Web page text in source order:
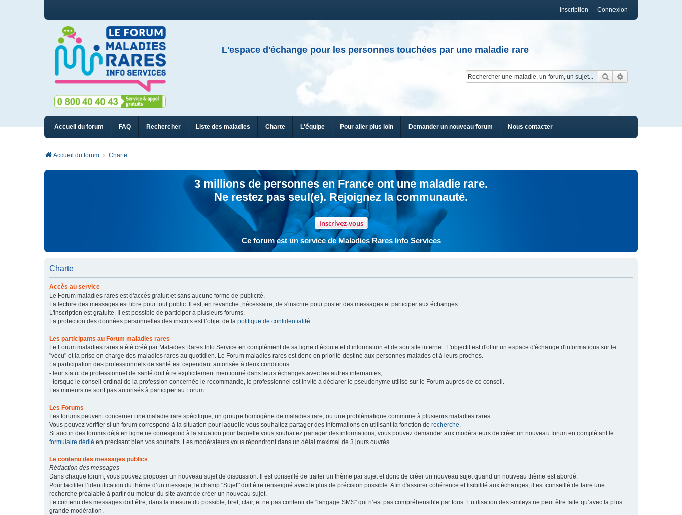
Connexion
Inscription
L'espace d'échange pour les personnes touchées par une maladie rare
Rechercher
Accueil du forum FAQ Rechercher Liste des maladies Charte L'équipe Pour aller plus loin Demander un nouveau forum Nous contacter
Accueil du forum Charte
3 millions de personnes en France ont une maladie rare.
Ne restez pas seul(e). Rejoignez la communauté.
Inscrivez-vous
Ce forum est un service de Maladies Rares Info Services
Charte
Accès au service
Le Forum maladies rares est d'accès gratuit et sans aucune forme de publicité.
La lecture des messages est libre pour tout public. Il est, en revanche, nécessaire, de s'inscrire pour poster des messages et participer aux échanges.
L'inscription est gratuite. Il est possible de participer à plusieurs forums.
La protection des données personnelles des inscrits est l’objet de la politique de confidentialité.
Les participants au Forum maladies rares
Le Forum maladies rares a été créé par Maladies Rares Info Service en complément de sa ligne d’écoute et d’information et de son site internet. L'objectif est d'offrir un espace d'échange d'informations sur le
"vécu" et la prise en charge des maladies rares au quotidien. Le Forum maladies rares est donc en priorité destiné aux personnes malades et à leurs proches.
La participation des professionnels de santé est cependant autorisée à deux conditions :
- leur statut de professionnel de santé doit être explicitement mentionné dans leurs échanges avec les autres internautes,
- lorsque le conseil ordinal de la profession concernée le recommande, le professionnel est invité à déclarer le pseudonyme utilisé sur le Forum auprès de ce conseil.
Les mineurs ne sont pas autorisés à participer au Forum.
Les Forums
Les forums peuvent concerner une maladie rare spécifique, un groupe homogène de maladies rare, ou une problématique commune à plusieurs maladies rares.
Vous pouvez vérifier si un forum correspond à la situation pour laquelle vous souhaitez partager des informations en utilisant la fonction de recherche.
Si aucun des forums déjà en ligne ne correspond à la situation pour laquelle vous souhaitez partager des informations, vous pouvez demander aux modérateurs de créer un nouveau forum en complétant le
formulaire dédié en précisant bien vos souhaits. Les modérateurs vous répondront dans un délai maximal de 3 jours ouvrés.
Le contenu des messages publics
Rédaction des messages
Dans chaque forum, vous pouvez proposer un nouveau sujet de discussion. Il est conseillé de traiter un thème par sujet et donc de créer un nouveau sujet quand un nouveau thème est abordé.
Pour faciliter l’identification du thème d’un message, le champ "Sujet" doit être renseigné avec le plus de précision possible. Afin d'assurer cohérence et lisibilité aux échanges, il est conseillé de faire une
recherche préalable à partir du moteur du site avant de créer un nouveau sujet.
Le contenu des messages doit être, dans la mesure du possible, bref, clair, et ne pas contenir de "langage SMS" qui n’est pas compréhensible par tous. L’utilisation des smileys ne peut être faite qu’avec la plus
grande modération.